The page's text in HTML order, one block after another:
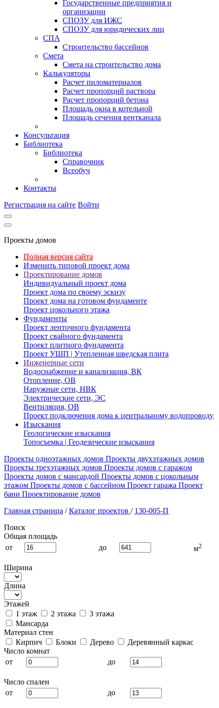
Государственные предприятия и
организации
СПОЗУ для ИЖС
СПОЗУ для юридических лиц
СПА
Строительство бассейнов
Смета
Смета на строительство дома
Калькуляторы
Расчет пиломатериалов
Расчет пропорций раствора
Расчет пропорций бетона
Площадь окна в котельной
Площадь сечения вентканала
Консультация
Библиотека
Библиотека
Справочник
Всеобуч
Контакты
Регистрация на сайте Войти
Проекты домов
Полная версия сайта
Изменить типовой проект дома
Проектирование домов
Индивидуальный проект дома
Проект дома по своему эскизу
Проект дома на готовом фундаменте
Проект цокольного этажа
Фундаменты
Проект ленточного фундамента
Проект свайного фундамента
Проект плитного фундамента
Проект УШП | Утепленная шведская плита
Инженерные сети
Водоснабжение и канализация, ВК
Отопление, ОВ
Наружные сети, НВК
Электрические сети, ЭС
Вентиляция, ОВ
Проект подключения дома к центральному водопроводу
Изыскания
Геологические изыскания
Топосъемка | Геодезические изыскания
Проекты одноэтажных домов Проекты двухэтажных домов
Проекты трехэтажных домов Проекты домов с гаражом
Проекты домов с мансардой Проекты домов с цокольным
этажом Проекты домов с бассейном Проект гаража Проект
бани Проектирование домов
Главная страница / Каталог проектов / 130-005-П
Поиск
Общая площадь
от
до м2
Ширина
Длина
Этажей
1 этаж
2 этажа
3 этажа
Мансарда
Материал стен
Кирпич
Блоки Дерево
Деревянный каркас
Число комнат
от
до
Число спален
от
до